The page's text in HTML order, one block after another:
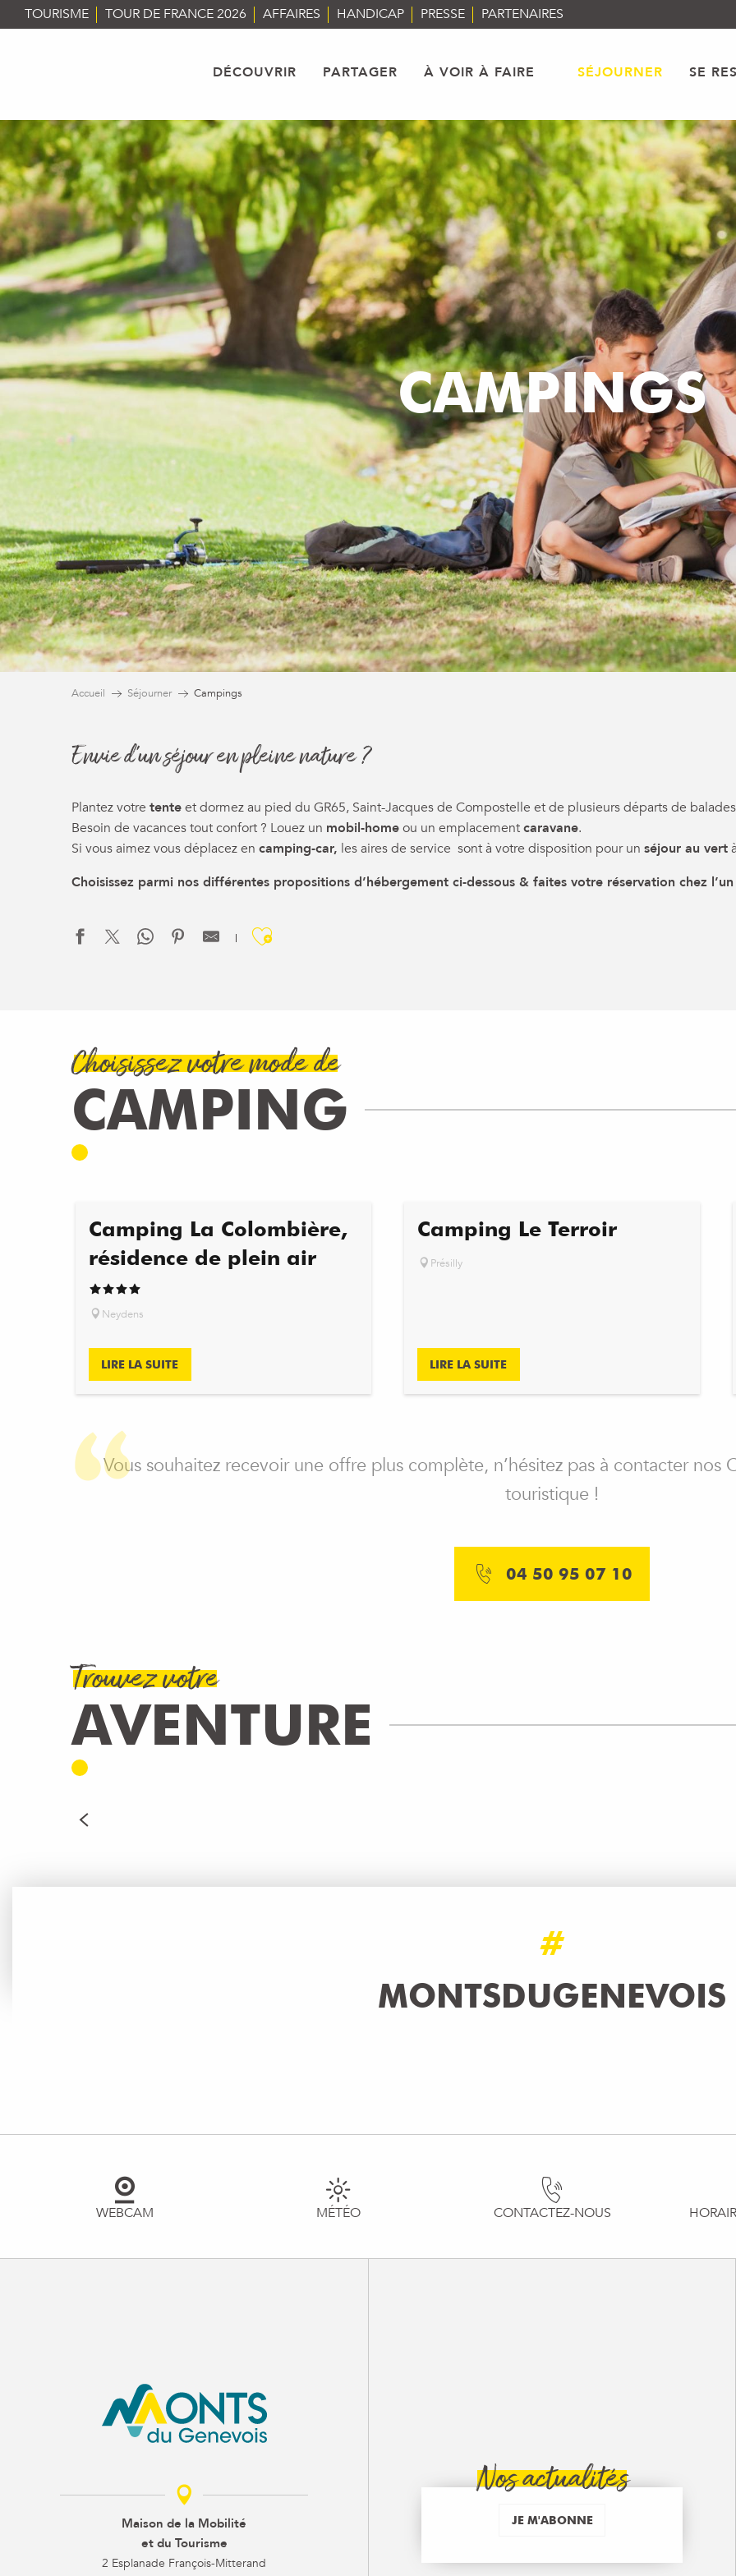
Aller
au
TOURISME TOUR DE FRANCE 2026 AFFAIRES HANDICAP PRESSE PARTENAIRES
DÉCOUVRIR PARTAGER À VOIR À FAIRE SÉJOURNER SE
CAMPINGS
Accueil Séjourner Campings
Envie d’un séjour en pleine nature ?
Plantez votre tenteet dormez au pied du GR65, Saint-Jacques de Compostelle et de plusieurs départs de
Besoin de vacances tout confort ? Louez un mobil-homeou un emplacementcaravane.
Si vous aimez vous déplacez en camping-car, les aires de service sont à votre disposition pour un séjour au vert
Choisissez parmi nos différentes propositions d’hébergement ci-dessous & faites votre réservation chez
Ajouter aux favoris
Choisissez votre mode de
CAMPING
Camping La Colombière,
résidence de plein air
Neydens
LIRE LA SUITE
Camping Le Terroir
Présilly
LIRE LA SUITE
Vous souhaitez recevoir une offre plus complète, n’hésitez pas à contacter nos
touristique !
04 50 95 07 10
Trouvez votre
AVENTURE
#
MONTSDUGENEVOIS
WEBCAM MÉTÉO CONTACTEZ-NOUS
Maison de la Mobilité
et du Tourisme
2 Esplanade François-Mitterand
Nos actualités
JE M'ABONNE